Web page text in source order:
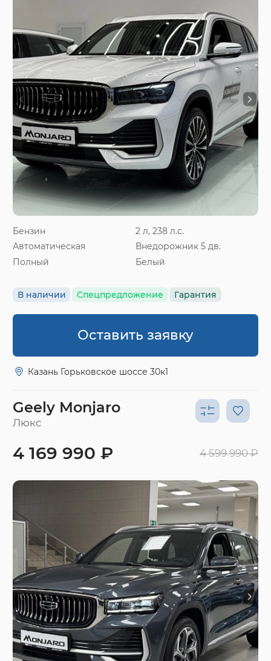
Бензин
2 л, 238 л.с.
Автоматическая
Внедорожник 5 дв.
Полный
Белый
В наличии Спецпредложение Гарантия
Оставить заявку
Казань Горьковское шоссе 30к1
Geely Monjaro
Люкс
4 169 990 ₽ 4 599 990 ₽